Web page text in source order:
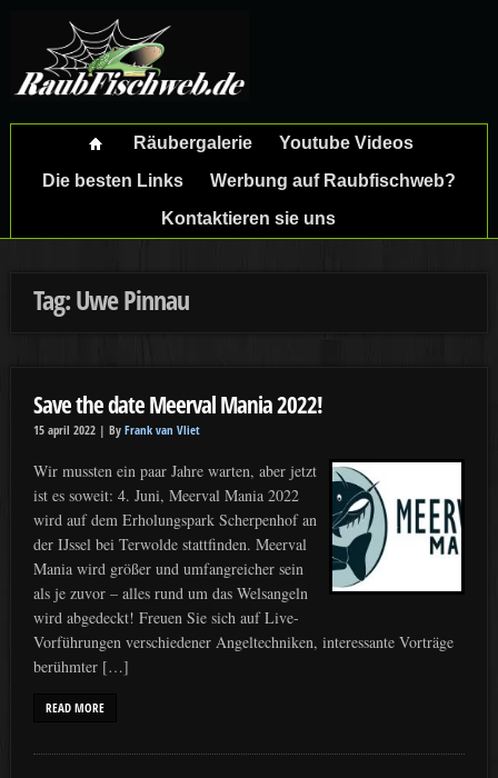
Räubergalerie
Youtube Videos
Die besten Links
Werbung auf Raubfischweb?
Kontaktieren sie uns
Tag: Uwe Pinnau
Save the date Meerval Mania 2022!
15 april 2022 | By Frank van Vliet
Wir mussten ein paar Jahre warten, aber jetzt
ist es soweit: 4. Juni, Meerval Mania 2022
wird auf dem Erholungspark Scherpenhof an
der IJssel bei Terwolde stattfinden. Meerval
Mania wird größer und umfangreicher sein
als je zuvor – alles rund um das Welsangeln
wird abgedeckt! Freuen Sie sich auf Live-
Vorführungen verschiedener Angeltechniken, interessante Vorträge
berühmter […]
READ MORE